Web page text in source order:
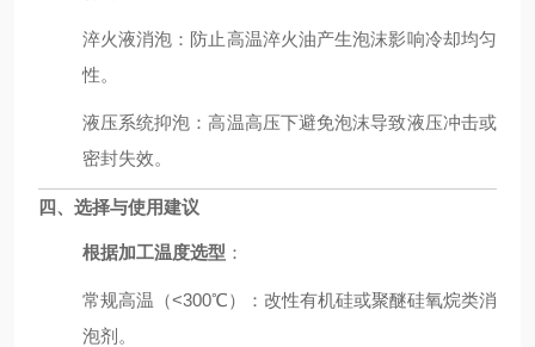
淬火液消泡：防止高温淬火油产生泡沫影响冷却均匀
性。
液压系统抑泡：高温高压下避免泡沫导致液压冲击或
密封失效。
四、选择与使用建议
根据加工温度选型 ：
常规高温（<300℃）：改性有机硅或聚醚硅氧烷类消
泡剂。